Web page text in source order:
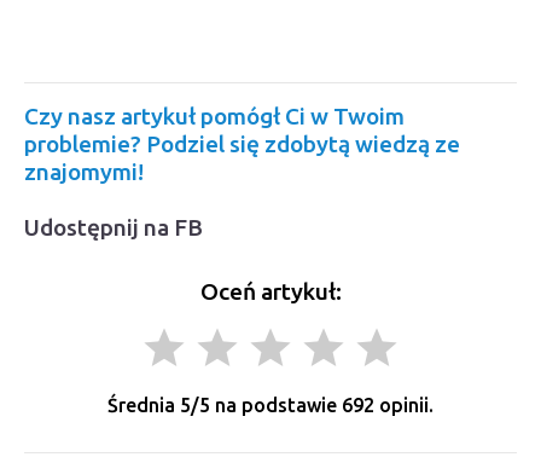
Czy nasz artykuł pomógł Ci w Twoim
problemie? Podziel się zdobytą wiedzą ze
znajomymi!
Udostępnij na FB
Oceń artykuł:
grade grade grade grade grade
Średnia 5/5 na podstawie 692 opinii.